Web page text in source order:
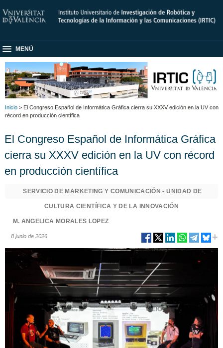
MENÚ
Inicio > El Congreso Español de Informática Gráfica cierra su XXXV edición en la UV con
récord en producción científica
El Congreso Español de Informática Gráfica
cierra su XXXV edición en la UV con récord
en producción científica
SERVICIO DE MARKETING Y COMUNICACIÓN - UNIDAD DE
CULTURA CIENTÍFICA Y DE LA INNOVACIÓN
M. ANGELICA MORALES LOPEZ
8 junio de 2026